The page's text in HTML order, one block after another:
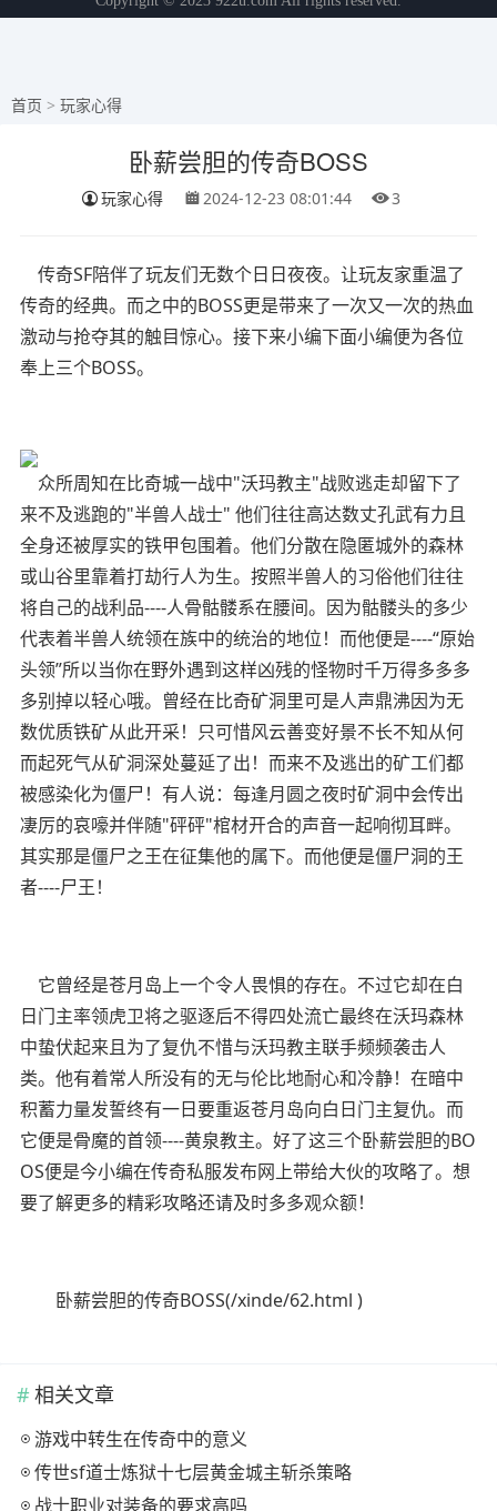
首页 > 玩家心得
卧薪尝胆的传奇BOSS
玩家心得 2024-12-23 08:01:44 3
传奇SF陪伴了玩友们无数个日日夜夜。让玩友家重温了
传奇的经典。而之中的BOSS更是带来了一次又一次的热血
激动与抢夺其的触目惊心。接下来小编下面小编便为各位
奉上三个BOSS。
众所周知在比奇城一战中"沃玛教主"战败逃走却留下了
来不及逃跑的"半兽人战士" 他们往往高达数丈孔武有力且
全身还被厚实的铁甲包围着。他们分散在隐匿城外的森林
或山谷里靠着打劫行人为生。按照半兽人的习俗他们往往
将自己的战利品----人骨骷髅系在腰间。因为骷髅头的多少
代表着半兽人统领在族中的统治的地位！而他便是----“原始
头领”所以当你在野外遇到这样凶残的怪物时千万得多多多
多别掉以轻心哦。曾经在比奇矿洞里可是人声鼎沸因为无
数优质铁矿从此开采！只可惜风云善变好景不长不知从何
而起死气从矿洞深处蔓延了出！而来不及逃出的矿工们都
被感染化为僵尸！有人说：每逢月圆之夜时矿洞中会传出
凄厉的哀嚎并伴随"砰砰"棺材开合的声音一起响彻耳畔。
其实那是僵尸之王在征集他的属下。而他便是僵尸洞的王
者----尸王！
它曾经是苍月岛上一个令人畏惧的存在。不过它却在白
日门主率领虎卫将之驱逐后不得四处流亡最终在沃玛森林
中蛰伏起来且为了复仇不惜与沃玛教主联手频频袭击人
类。他有着常人所没有的无与伦比地耐心和冷静！在暗中
积蓄力量发誓终有一日要重返苍月岛向白日门主复仇。而
它便是骨魔的首领----黄泉教主。好了这三个卧薪尝胆的BO
OS便是今小编在传奇私服发布网上带给大伙的攻略了。想
要了解更多的精彩攻略还请及时多多观众额！
卧薪尝胆的传奇BOSS(/xinde/62.html )
相关文章
游戏中转生在传奇中的意义
传世sf道士炼狱十七层黄金城主斩杀策略
战士职业对装备的要求高吗